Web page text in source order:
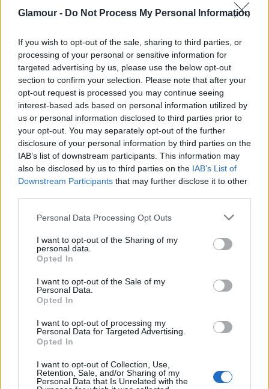
Glamour - Do Not Process My Personal Information
If you wish to opt-out of the sale, sharing to third parties, or
processing of your personal or sensitive information for
targeted advertising by us, please use the below opt-out
section to confirm your selection. Please note that after your
opt-out request is processed you may continue seeing
interest-based ads based on personal information utilized by
us or personal information disclosed to third parties prior to
your opt-out. You may separately opt-out of the further
disclosure of your personal information by third parties on the
IAB’s list of downstream participants. This information may
also be disclosed by us to third parties on the IAB’s List of
Downstream Participants that may further disclose it to other
Please note that this website/app uses one or more Google
not limited to your visit or usage behaviour. You may click to
grant or deny consent to Google and its third-party tags to
use your data for below specified purposes in below Google
consent section.
Personal Data Processing Opt Outs
I want to opt-out of the Sharing of my
personal data.
Opted In
I want to opt-out of the Sale of my
Personal Data.
Opted In
I want to opt-out of processing my
Personal Data for Targeted Advertising.
Opted In
I want to opt-out of Collection, Use,
Retention, Sale, and/or Sharing of my
Personal Data that Is Unrelated with the
kimerülhetsz. Kapcsolj ki, add mega. testednek és a
mondani a munkában.
Nyilas (11. 23-12. 21.) A hét első fele az
ingatlanügyletnek és az állásvadászatnak kedvez.
Lehet, hogy a hónap végén attól a cégtől hívnak,
ahová meghallgatásra kell menned. Ám ha van
munkád, néha azért bemehetnél a céghez még
akkor is, ha utálod a számítógépeket. Ha kikezdesz
egyik barátoddal vagy kollégáddal, ez csak nehezen
megoldható problémákkal jár.
Bak (12. 22-01. 20.)Ha eddig sziklaszilárd elved
volt, hogy nem kezdesz ki a kollégáiddal, néha
bizony bánod ezt az elvedet. Ha bizonyos
változtatásokhoz hozzájárulsz, megbízód vagy
befektetőd hajlandó lesz az írásaidat megvételre és
Vízöntő (01. 21-02. 19.)
Olcsóbb lakás vagy
megfelelő ház után kell nézned, megoldást kell
találnod anyagi gondjaidra. Talán otthon ünneplitek
meg a gyermeknapot is egy eperrel díszített torta
és kedveseddel veszekedj és idegesítsd őket. Sokat
kell tenned azért, hogy otthonodban a feszültség